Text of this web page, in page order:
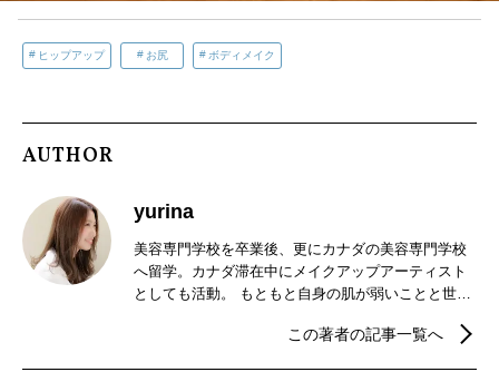
ヒップアップ お尻 ボディメイク
AUTHOR
yurina
美容専門学校を卒業後、更にカナダの美容専門学校
へ留学。カナダ滞在中にメイクアップアーティスト
としても活動。 もともと自身の肌が弱いことと世界
に魅了され、帰国後オーガニックコスメのセレクト
この著者の記事一覧へ